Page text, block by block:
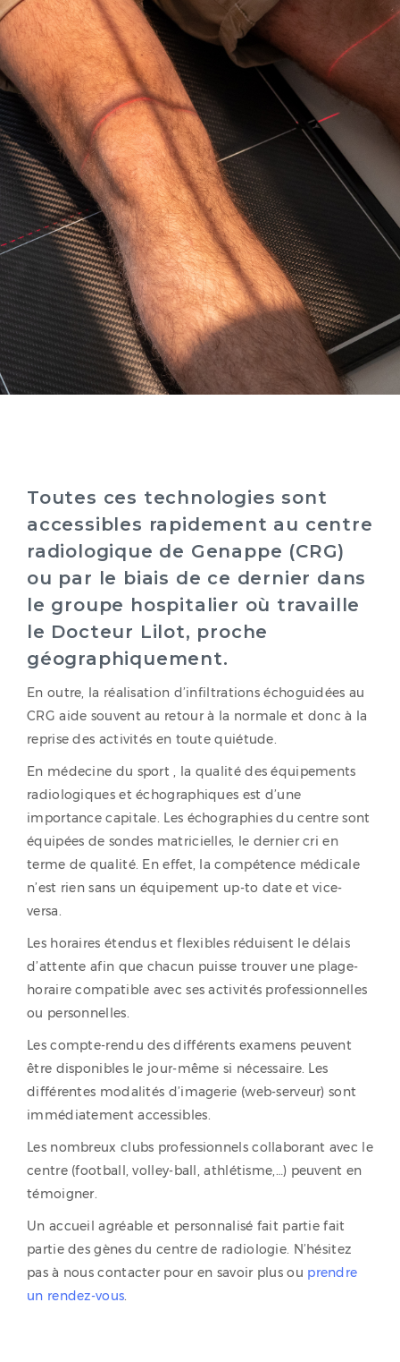
Toutes ces technologies sont
accessibles rapidement au centre
radiologique de Genappe (CRG)
ou par le biais de ce dernier dans
le groupe hospitalier où travaille
le Docteur Lilot, proche
géographiquement.
En outre, la réalisation d’infiltrations échoguidées au
CRG aide souvent au retour à la normale et donc à la
reprise des activités en toute quiétude.
En médecine du sport , la qualité des équipements
radiologiques et échographiques est d’une
importance capitale. Les échographies du centre sont
équipées de sondes matricielles, le dernier cri en
terme de qualité. En effet, la compétence médicale
n’est rien sans un équipement up-to date et vice-
versa.
Les horaires étendus et flexibles réduisent le délais
d’attente afin que chacun puisse trouver une plage-
horaire compatible avec ses activités professionnelles
ou personnelles.
Les compte-rendu des différents examens peuvent
être disponibles le jour-même si nécessaire. Les
différentes modalités d’imagerie (web-serveur) sont
immédiatement accessibles.
Les nombreux clubs professionnels collaborant avec le
centre (football, volley-ball, athlétisme,…) peuvent en
témoigner.
Un accueil agréable et personnalisé fait partie fait
partie des gènes du centre de radiologie. N’hésitez
pas à nous contacter pour en savoir plus ou prendre
un rendez-vous.